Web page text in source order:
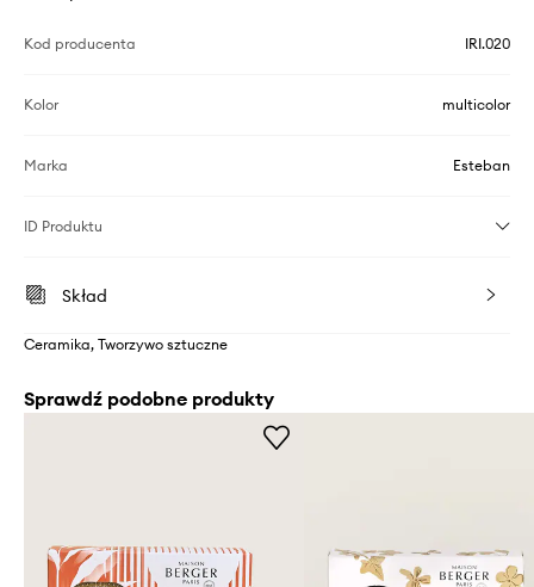
Kod producenta IRI.020
Kolor multicolor
Marka Esteban
ID Produktu
Skład
Ceramika, Tworzywo sztuczne
Sprawdź podobne produkty